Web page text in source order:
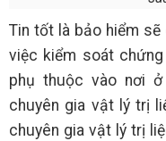
Tin tốt là bảo hiểm
việc kiểm soát
phụ thuộc vào nơi
chuyên gia vật lý trị
chuyên gia vật lý trị